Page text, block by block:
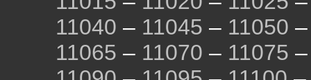
11040 – 11045 – 11050
11065 – 11070 – 11075